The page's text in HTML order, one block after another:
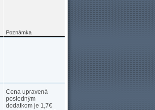
Poznámka
Cena upravená
posledným
dodatkom je 1,7€